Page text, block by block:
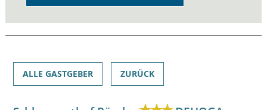
ALLE GASTGEBER ZURÜCK